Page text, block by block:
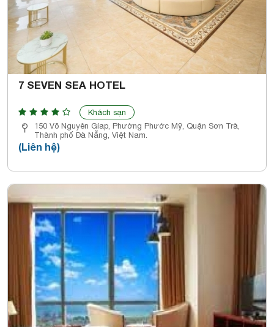
7 SEVEN SEA HOTEL
Khách sạn
150 Võ Nguyên Gíap, Phường Phước Mỹ, Quận Sơn Trà,
Thành phố Đà Nẵng, Việt Nam.
(Liên hệ)